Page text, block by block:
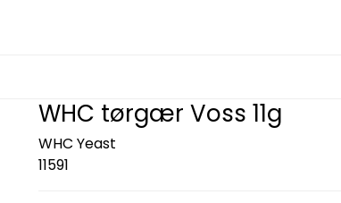
WHC tørgær Voss 11g
WHC Yeast
11591